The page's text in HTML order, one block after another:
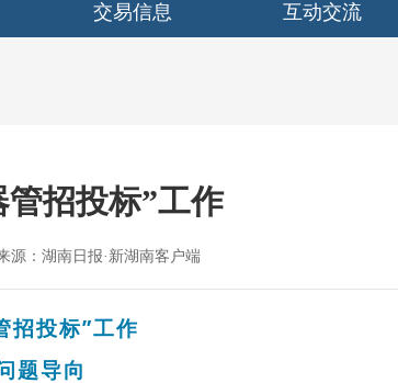
交易信息 互动交流
招投标”工作
源：湖南日报·新湖南客户端
招投标”工作
题导向